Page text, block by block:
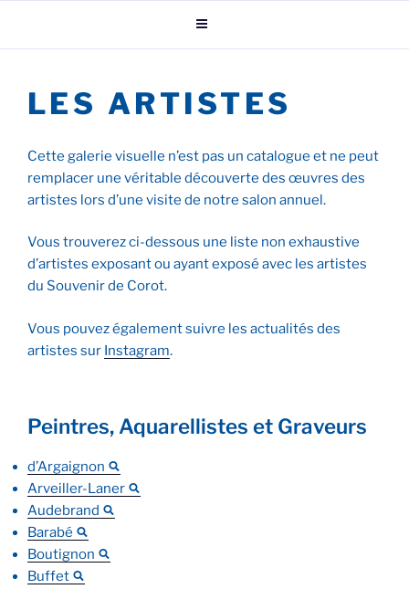
contenu
LES ARTISTES
Cette galerie visuelle n’est pas un catalogue et ne peut
remplacer une véritable découverte des œuvres des
artistes lors d’une visite de notre salon annuel.
Vous trouverez ci-dessous une liste non exhaustive
d’artistes exposant ou ayant exposé avec les artistes
du Souvenir de Corot.
Vous pouvez également suivre les actualités des
artistes sur Instagram.
Peintres, Aquarellistes et Graveurs
d’Argaignon
Arveiller-Laner
Audebrand
Barabé
Boutignon
Buffet